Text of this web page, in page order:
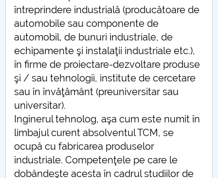
întreprindere industrială (producătoare de
automobile sau componente de
automobil, de bunuri industriale, de
echipamente şi instalaţii industriale etc.),
în firme de proiectare-dezvoltare produse
şi / sau tehnologii, institute de cercetare
sau în învăţământ (preuniversitar sau
universitar).
Inginerul tehnolog, aşa cum este numit în
limbajul curent absolventul TCM, se
ocupă cu fabricarea produselor
industriale. Competenţele pe care le
dobândeşte acesta în cadrul studiilor de